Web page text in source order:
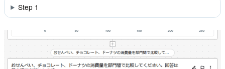
Step 1